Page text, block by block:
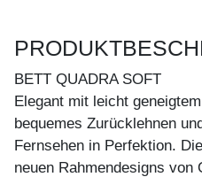
BETT QUADRA SOFT
Elegant mit leicht
bequemes Zurücklehnen
Fernsehen in Perfektion.
neuen Rahmendesigns von